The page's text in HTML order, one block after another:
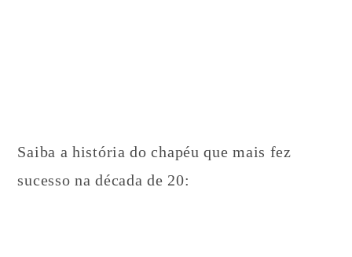
Saiba a história do chapéu que mais fez
sucesso na década de 20: